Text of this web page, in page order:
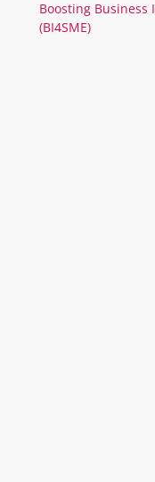
Boosting Business
(BI4SME)